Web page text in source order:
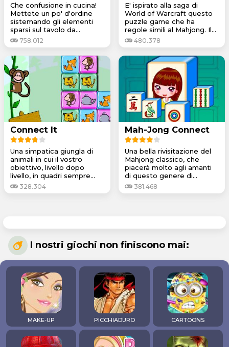
Che confusione in cucina!
Mettete un po' d'ordine
sistemando gli elementi
sparsi sul tavolo da...
758.012
E' ispirato alla saga di
World of Warcraft questo
puzzle game che ha
regole simili al Mahjong. Il...
480.378
Connect It
Una simpatica giungla di
animali in cui il vostro
obiettivo, livello dopo
livello, in quadri sempre...
328.304
Mah-Jong Connect
Una bella rivisitazione del
Mahjong classico, che
piacerà molto agli amanti
di questo genere di...
381.468
I nostri giochi non finiscono mai:
MAKE-UP PICCHIADURO CARTOONS